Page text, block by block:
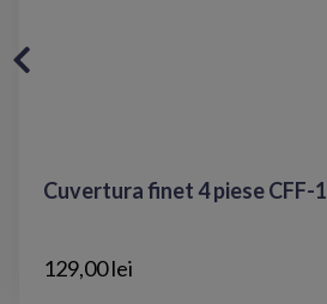
Cuvertura finet 4 piese CFF-
129,00 lei